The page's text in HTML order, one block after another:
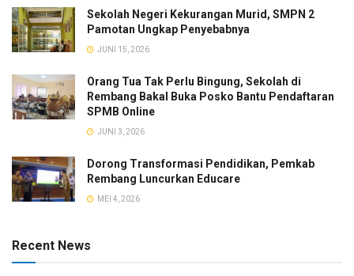
Sekolah Negeri Kekurangan Murid, SMPN 2
Pamotan Ungkap Penyebabnya
JUNI 15, 2026
Orang Tua Tak Perlu Bingung, Sekolah di
Rembang Bakal Buka Posko Bantu Pendaftaran
SPMB Online
JUNI 3, 2026
Dorong Transformasi Pendidikan, Pemkab
Rembang Luncurkan Educare
MEI 4, 2026
Recent News